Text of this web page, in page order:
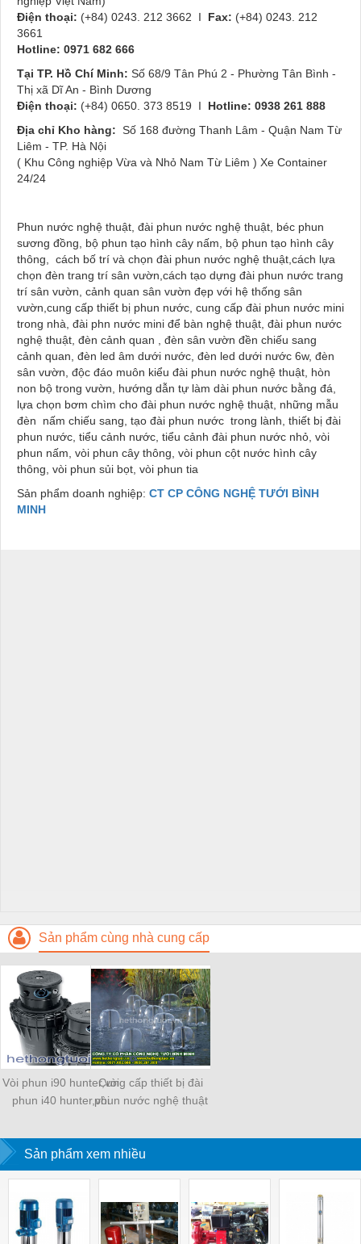
Điện thoại: (+84) 0243. 212 3662 I Fax: (+84) 0243. 212
3661
Hotline: 0971 682 666
Tại TP. Hồ Chí Minh: Số 68/9 Tân Phú 2 - Phường Tân Bình -
Thị xã Dĩ An - Bình Dương
Điện thoại: (+84) 0650. 373 8519 I Hotline: 0938 261 888
Địa chỉ Kho hàng: Số 168 đường Thanh Lâm - Quận Nam Từ
Liêm - TP. Hà Nội
( Khu Công nghiệp Vừa và Nhỏ Nam Từ Liêm ) Xe Container
24/24
Phun nước nghệ thuật, đài phun nước nghệ thuật, béc phun
sương đồng, bộ phun tạo hình cây nấm, bộ phun tạo hình cây
thông, cách bố trí và chọn đài phun nước nghệ thuật,cách lựa
chọn đèn trang trí sân vườn,cách tạo dựng đài phun nước trang
trí sân vườn, cảnh quan sân vườn đẹp với hệ thống sân
vườn,cung cấp thiết bị phun nước, cung cấp đài phun nước mini
trong nhà, đài phn nước mini để bàn nghệ thuật, đài phun nước
nghệ thuật, đèn cảnh quan , đèn sân vườn đền chiếu sang
cảnh quan, đèn led âm dưới nước, đèn led dưới nước 6w, đèn
sân vườn, độc đáo muôn kiểu đài phun nước nghệ thuật, hòn
non bộ trong vườn, hướng dẫn tự làm dài phun nước bằng đá,
lựa chọn bơm chìm cho đài phun nước nghệ thuật, những mẫu
đèn nấm chiếu sang, tạo đài phun nước trong lành, thiết bị đài
phun nước, tiểu cảnh nước, tiểu cảnh đài phun nước nhỏ, vòi
phun nấm, vòi phun cây thông, vòi phun cột nước hình cây
thông, vòi phun sủi bọt, vòi phun tia
Sản phẩm doanh nghiệp: CT CP CÔNG NGHỆ TƯỚI BÌNH
MINH
Sản phẩm cùng nhà cung cấp
Vòi phun i90 hunter,vòi
phun i40 hunter,vòi
phun tưới cảnh quan
Cung cấp thiết bị đài
phun nước nghệ thuật
Sản phẩm xem nhiều